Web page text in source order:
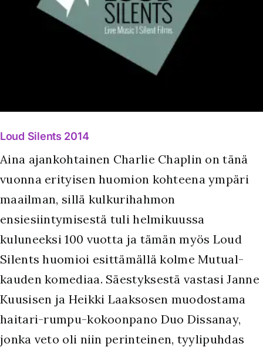
Loud Silents 2014
Aina ajankohtainen Charlie Chaplin on tänä
vuonna erityisen huomion kohteena ympäri
maailman, sillä kulkurihahmon
ensiesiintymisestä tuli helmikuussa
kuluneeksi 100 vuotta ja tämän myös Loud
Silents huomioi esittämällä kolme Mutual-
kauden komediaa. Säestyksestä vastasi Janne
Kuusisen ja Heikki Laaksosen muodostama
haitari-rumpu-kokoonpano Duo Dissanay,
jonka veto oli niin perinteinen, tyylipuhdas